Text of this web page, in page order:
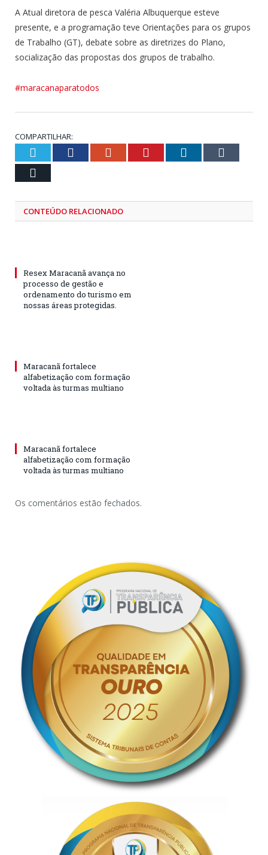
A Atual diretora de pesca Valéria Albuquerque esteve
presente, e a programação teve Orientações para os grupos
de Trabalho (GT), debate sobre as diretrizes do Plano,
socialização das propostas dos grupos de trabalho.
#maracanaparatodos
COMPARTILHAR:
Twitter Facebook Google+ Pinterest LinkedIn
CONTEÚDO RELACIONADO
Resex Maracanã avança no
processo de gestão e
ordenamento do turismo em
nossas áreas protegidas.
Maracanã fortalece
alfabetização com formação
voltada às turmas multiano
Maracanã fortalece
alfabetização com formação
voltada às turmas multiano
Os comentários estão fechados.